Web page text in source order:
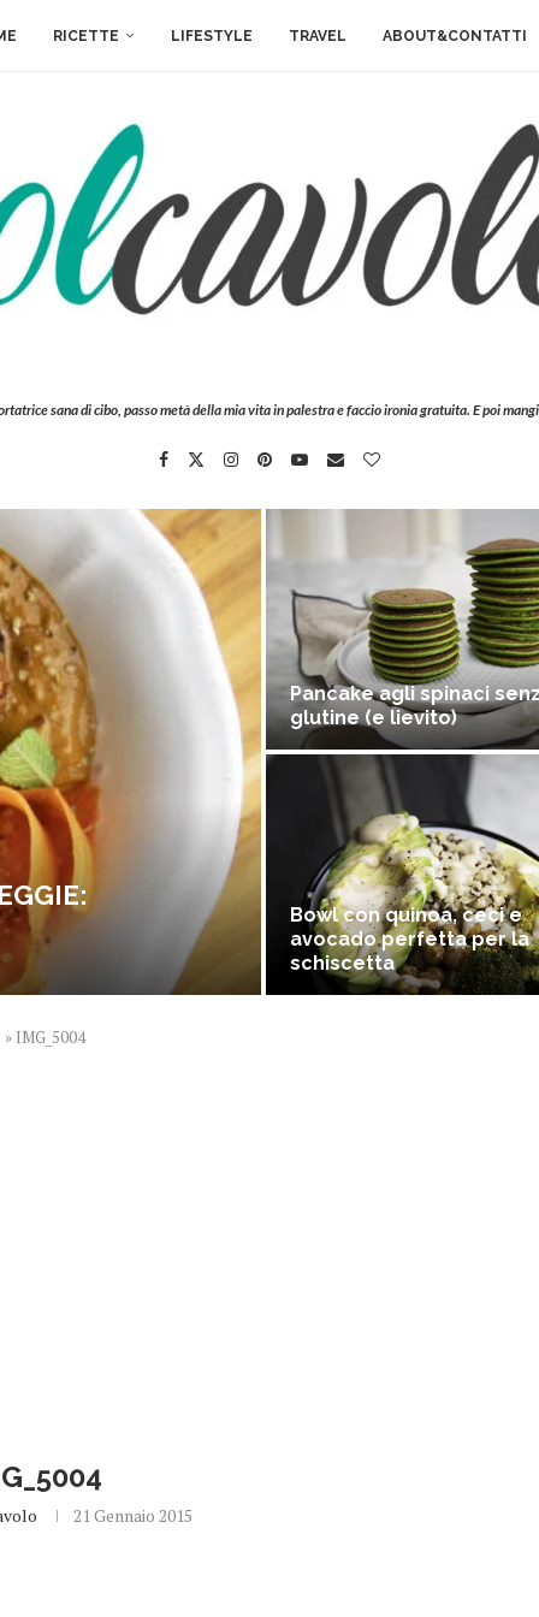
RICETTE LIFESTYLE TRAVEL ABOUT&CONTATTI
sana di cibo, passo metà della mia vita in palestra e faccio ironia gratuita. E poi
Pancake agli spinaci
glutine (e lievito)
Bowl con quinoa, ceci e
avocado perfetta per la
schiscetta
» IMG_5004
21 Gennaio 2015